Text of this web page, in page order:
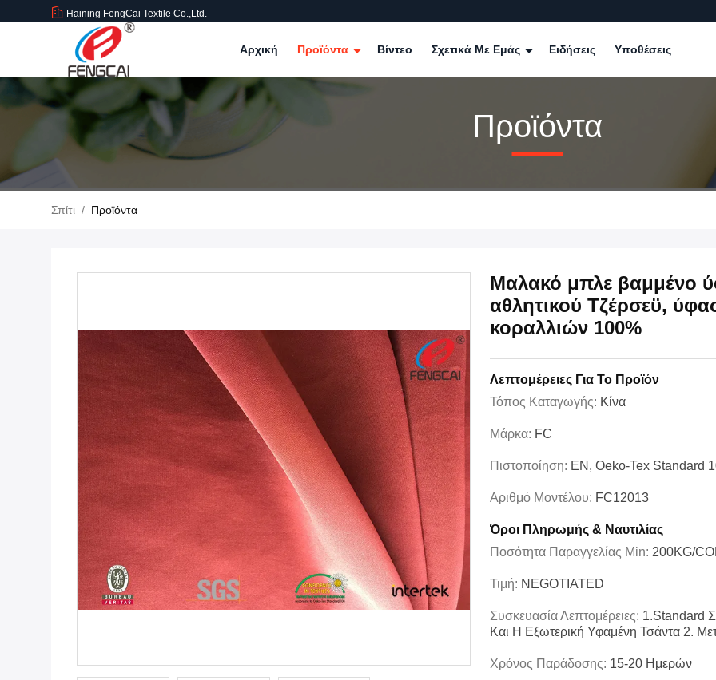
Haining FengCai Textile Co.,Ltd.
Αρχική Προϊόντα Βίντεο Σχετικά Με Εμάς Ειδήσεις Υποθέσεις
Προϊόντα
Σπίτι / Προϊόντα
Μαλακό μπλε βαμμένο
αθλητικού Τζέρσεϋ,
κοραλλιών 100%
Λεπτομέρειες Για Το Προϊόν
Τόπος Καταγωγής: Κίνα
Μάρκα: FC
Πιστοποίηση: EN, Oeko-Tex Standard
Αριθμό Μοντέλου: FC12013
Όροι Πληρωμής & Ναυτιλίας
Ποσότητα Παραγγελίας Min: 200KG/
Τιμή: NEGOTIATED
Συσκευασία Λεπτομέρειες: 1.Standard
Και Η Εξωτερική Υφαμένη Τσάντα 2.
Χρόνος Παράδοσης: 15-20 Ημερών